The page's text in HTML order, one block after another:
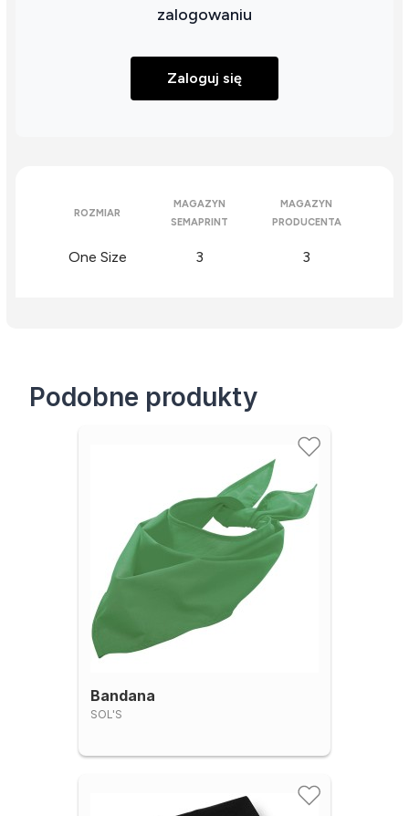
zalogowaniu
Zaloguj się
ROZMIAR
MAGAZYN
SEMAPRINT
MAGAZYN
PRODUCENTA
One Size 3 3
Podobne produkty
Bandana
SOL'S